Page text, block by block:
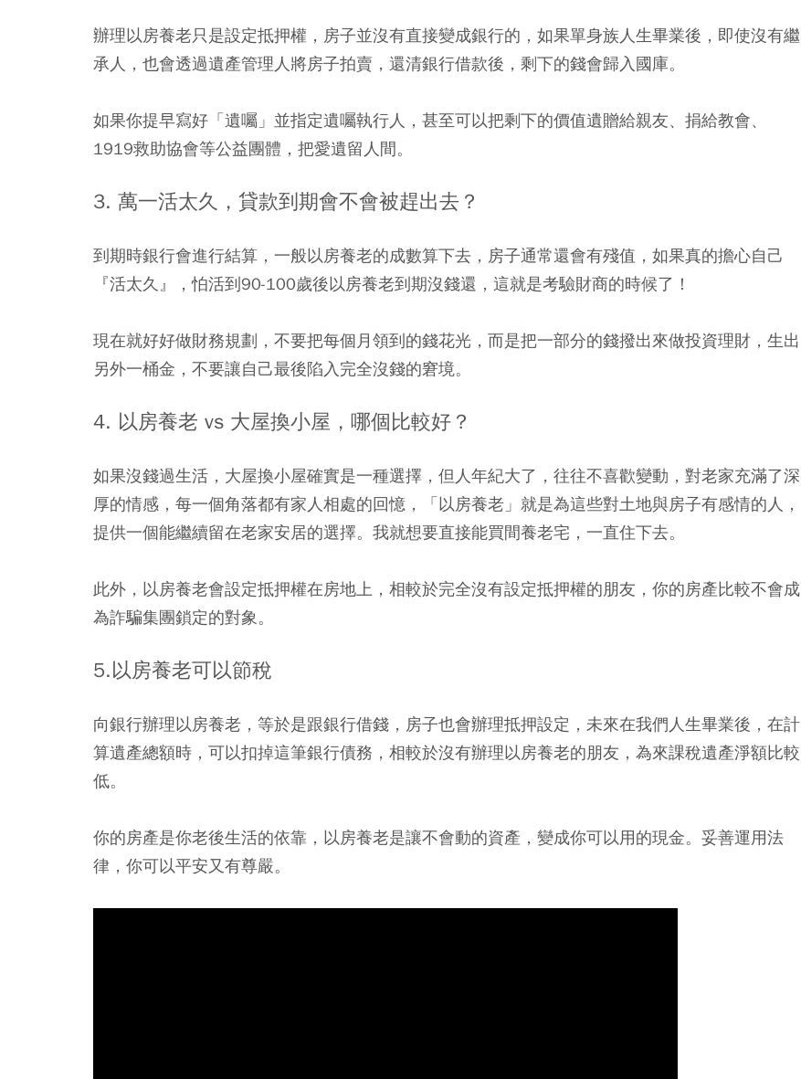
辦理以房養老只是設定抵押權，房子並沒有直接變成銀行的，如果單身族人生畢業後，即使沒有繼
承人，也會透過遺產管理人將房子拍賣，還清銀行借款後，剩下的錢會歸入國庫。
如果你提早寫好「遺囑」並指定遺囑執行人，甚至可以把剩下的價值遺贈給親友、捐給教會、
1919救助協會等公益團體，把愛遺留人間。
3. 萬一活太久，貸款到期會不會被趕出去？
到期時銀行會進行結算，一般以房養老的成數算下去，房子通常還會有殘值，如果真的擔心自己
『活太久』，怕活到90-100歲後以房養老到期沒錢還，這就是考驗財商的時候了！
現在就好好做財務規劃，不要把每個月領到的錢花光，而是把一部分的錢撥出來做投資理財，生出
另外一桶金，不要讓自己最後陷入完全沒錢的窘境。
4. 以房養老 vs 大屋換小屋，哪個比較好？
如果沒錢過生活，大屋換小屋確實是一種選擇，但人年紀大了，往往不喜歡變動，對老家充滿了深
厚的情感，每一個角落都有家人相處的回憶，「以房養老」就是為這些對土地與房子有感情的人，
提供一個能繼續留在老家安居的選擇。我就想要直接能買間養老宅，一直住下去。
此外，以房養老會設定抵押權在房地上，相較於完全沒有設定抵押權的朋友，你的房產比較不會成
為詐騙集團鎖定的對象。
5.以房養老可以節稅
向銀行辦理以房養老，等於是跟銀行借錢，房子也會辦理抵押設定，未來在我們人生畢業後，在計
算遺產總額時，可以扣掉這筆銀行債務，相較於沒有辦理以房養老的朋友，為來課稅遺產淨額比較
低。
你的房產是你老後生活的依靠，以房養老是讓不會動的資產，變成你可以用的現金。妥善運用法
律，你可以平安又有尊嚴。